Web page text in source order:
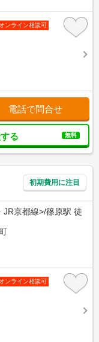
ンライン相談可
電話で問合せ
る 無料
初期費用に注目
JR京都線>/篠原駅 徒
ンライン相談可